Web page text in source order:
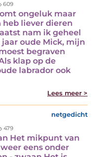
609
ongeluk maar
heb liever dieren
nam ik geheel
oude Mick, mijn
begraven
klap op de
labrador ook
Lees meer >
netgedicht
479
Het mikpunt van
eens onder